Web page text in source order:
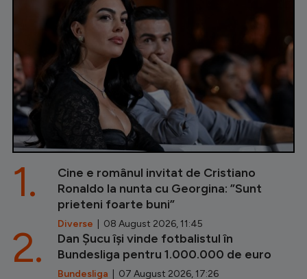
Cine e românul invitat de Cristiano
Ronaldo la nunta cu Georgina: ”Sunt
prieteni foarte buni”
Diverse | 08 August 2026, 11:45
1.
Dan Șucu își vinde fotbalistul în
Bundesliga pentru 1.000.000 de euro
Bundesliga | 07 August 2026, 17:26
2.